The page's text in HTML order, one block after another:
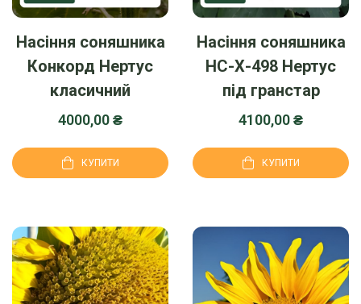
Насіння соняшника
Конкорд Нертус
класичний
4000,00₴
КУПИТИ
Насіння соняшника
НС-Х-498 Нертус
під гранстар
4100,00₴
КУПИТИ